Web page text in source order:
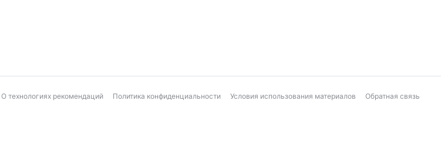
О технологиях рекомендаций Политика конфиденциальности Условия использования материалов Обратная связь